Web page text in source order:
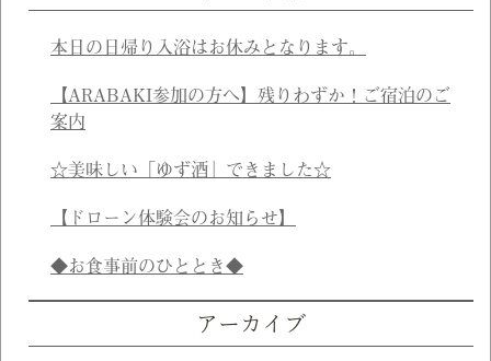
本日の日帰り入浴はお休みとなります。
【ARABAKI参加の方へ】残りわずか！ご宿泊のご
案内
☆美味しい「ゆず酒」できました☆
【ドローン体験会のお知らせ】
◆お食事前のひととき◆
アーカイブ